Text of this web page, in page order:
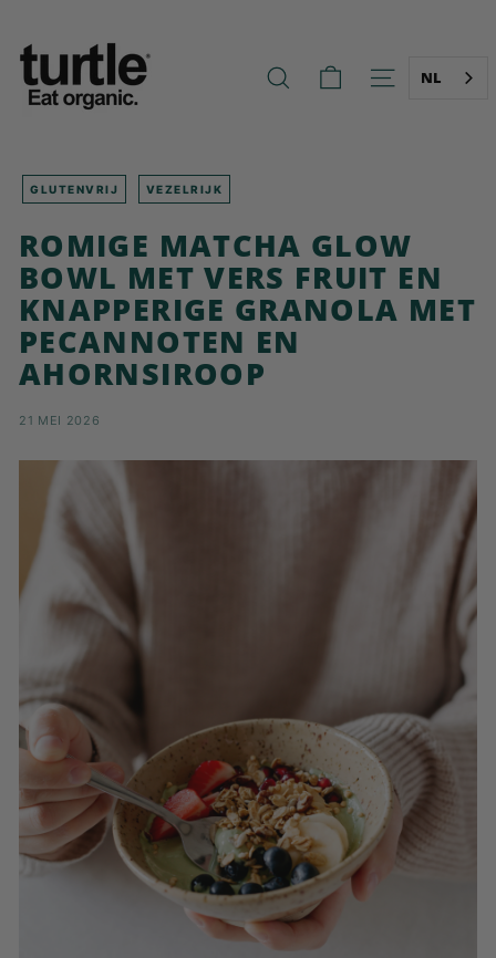
inhoud
U
R
T
E
-
E
T
T
E
R
B
R
E
A
S
ZOEK OP NAVIGATIE
NL
GLUTENVRIJ VEZELRIJK
ROMIGE MATCHA GLOW
BOWL MET VERS FRUIT EN
KNAPPERIGE GRANOLA MET
PECANNOTEN EN
AHORNSIROOP
21 MEI 2026